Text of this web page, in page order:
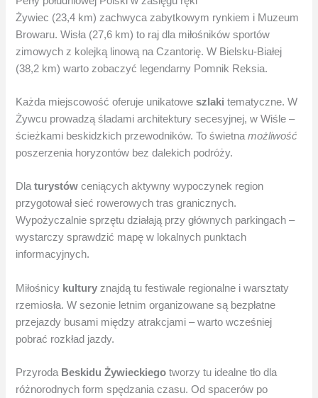
Żywiec (23,4 km) zachwyca zabytkowym rynkiem i Muzeum
Browaru. Wisła (27,6 km) to raj dla miłośników sportów
zimowych z kolejką linową na Czantorię. W Bielsku-Białej
(38,2 km) warto zobaczyć legendarny Pomnik Reksia.
Każda miejscowość oferuje unikatoweszlaki tematyczne. W
Żywcu prowadzą śladami architektury secesyjnej, w Wiśle –
ścieżkami beskidzkich przewodników. To świetnamożliwość
poszerzenia horyzontów bez dalekich podróży.
Dlaturystów ceniących aktywny wypoczynek region
przygotował sieć rowerowych tras granicznych.
Wypożyczalnie sprzętu działają przy głównych parkingach –
wystarczy sprawdzić mapę w lokalnych punktach
informacyjnych.
Miłośnicy kultury znajdą tu festiwale regionalne i warsztaty
rzemiosła. W sezonie letnim organizowane są bezpłatne
przejazdy busami między atrakcjami – warto wcześniej
pobrać rozkład jazdy.
Przyroda Beskidu Żywieckiego tworzy tu idealne tło dla
różnorodnych form spędzania czasu. Od spacerów po